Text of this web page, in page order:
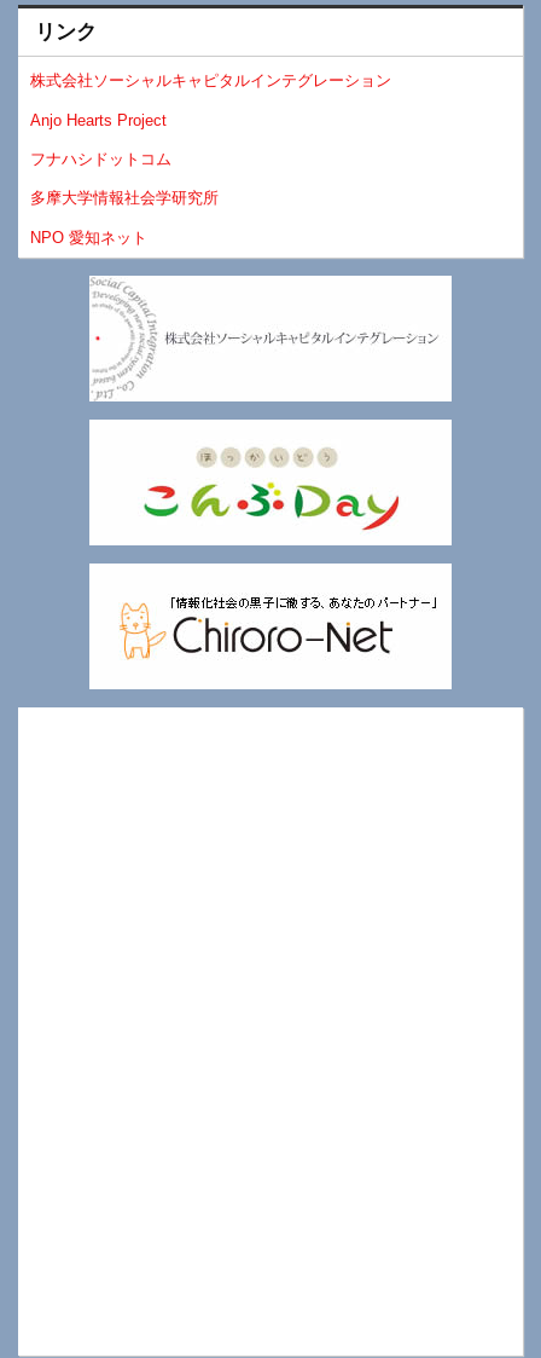
リンク
株式会社ソーシャルキャピタルインテグレーション
Anjo Hearts Project
フナハシドットコム
多摩大学情報社会学研究所
NPO 愛知ネット